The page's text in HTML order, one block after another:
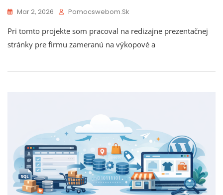
Mar 2, 2026 Pomocswebom.sk
Pri tomto projekte som pracoval na redizajne prezentačnej
stránky pre firmu zameranú na výkopové a